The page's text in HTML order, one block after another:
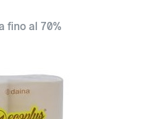
fino al 70%